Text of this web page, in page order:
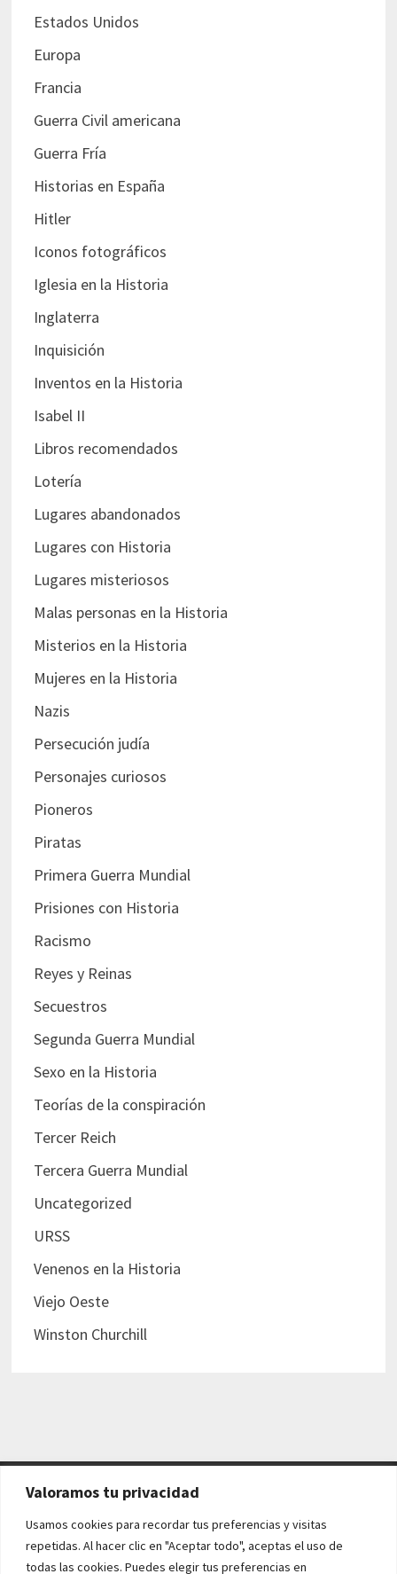
Valoramos tu privacidad
Usamos cookies para recordar tus preferencias y visitas
repetidas. Al hacer clic en "Aceptar todo", aceptas el uso de
todas las cookies. Puedes elegir tus preferencias en
Estados Unidos
Europa
Francia
Guerra Civil americana
Guerra Fría
Historias en España
Hitler
Iconos fotográficos
Iglesia en la Historia
Inglaterra
Inquisición
Inventos en la Historia
Isabel II
Libros recomendados
Lotería
Lugares abandonados
Lugares con Historia
Lugares misteriosos
Malas personas en la Historia
Misterios en la Historia
Mujeres en la Historia
Nazis
Persecución judía
Personajes curiosos
Pioneros
Piratas
Primera Guerra Mundial
Prisiones con Historia
Racismo
Reyes y Reinas
Secuestros
Segunda Guerra Mundial
Sexo en la Historia
Teorías de la conspiración
Tercer Reich
Tercera Guerra Mundial
Uncategorized
URSS
Venenos en la Historia
Viejo Oeste
Winston Churchill
AVISO LEGAL Y POLÍTICAS
Aviso legal